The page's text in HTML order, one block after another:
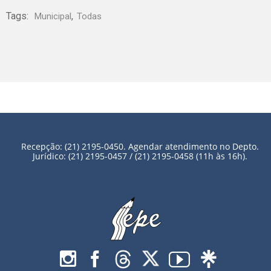
Tags: Municipal, Todas
Recepção: (21) 2195-0450. Agendar atendimento no Depto.
Jurídico: (21) 2195-0457 / (21) 2195-0458 (11h às 16h).